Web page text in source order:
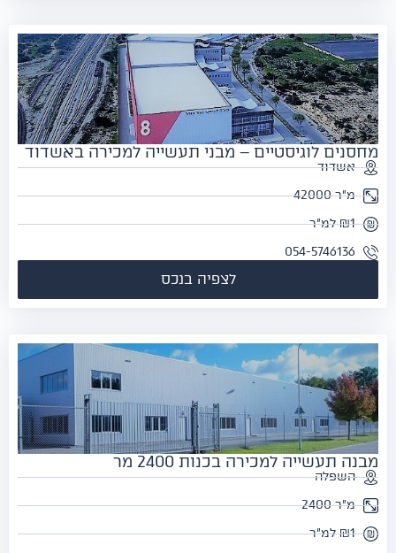
לוגיסטיים – מבני תעשייה למכירה באשדוד
אשדוד
מ"ר 42000
₪1 למ"ר
054-5746136
לצפיה בנכס
תעשייה למכירה בכנות 2400 מר
השפלה
מ"ר 2400
₪1 למ"ר